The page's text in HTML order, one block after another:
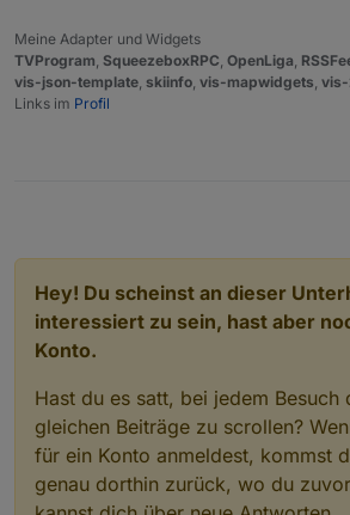
Meine Adapter und Widgets
TVProgram, SqueezeboxRPC, OpenLiga,
vis-json-template, skiinfo, vis-mapwidgets,
Links im Profil
Hey! Du scheinst an dieser
interessiert zu sein, hast aber
Konto.
Hast du es satt, bei jedem Besuch
gleichen Beiträge zu scrollen?
für ein Konto anmeldest, kommst
genau dorthin zurück, wo du